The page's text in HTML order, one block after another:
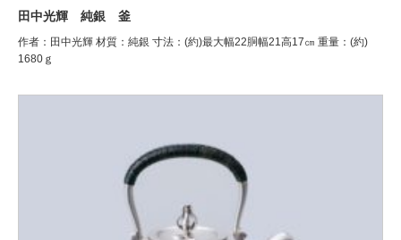
田中光輝 純銀 釜
作者：田中光輝 材質：純銀 寸法：(約)最大幅22胴幅21高17㎝ 重量：(約)
1680ｇ